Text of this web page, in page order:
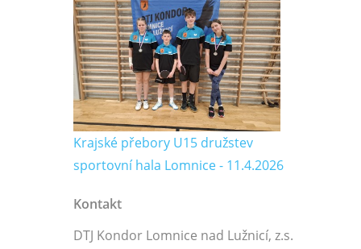
Krajské přebory U15 družstev
sportovní hala Lomnice - 11.4.2026
Kontakt
DTJ Kondor Lomnice nad Lužnicí, z.s.